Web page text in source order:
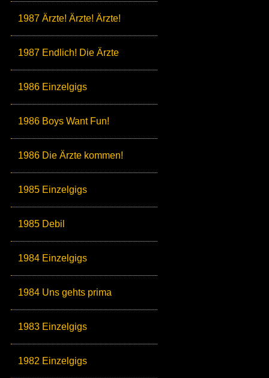
1987 Ärzte! Ärzte! Ärzte!
1987 Endlich! Die Ärzte
1986 Einzelgigs
1986 Boys Want Fun!
1986 Die Ärzte kommen!
1985 Einzelgigs
1985 Debil
1984 Einzelgigs
1984 Uns gehts prima
1983 Einzelgigs
1982 Einzelgigs